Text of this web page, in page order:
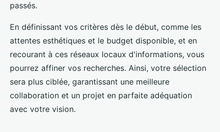
passés.
En définissant vos critères dès le début, comme les
attentes esthétiques et le budget disponible, et en
recourant à ces réseaux locaux d'informations, vous
pourrez affiner vos recherches. Ainsi, votre sélection
sera plus ciblée, garantissant une meilleure
collaboration et un projet en parfaite adéquation
avec votre vision.